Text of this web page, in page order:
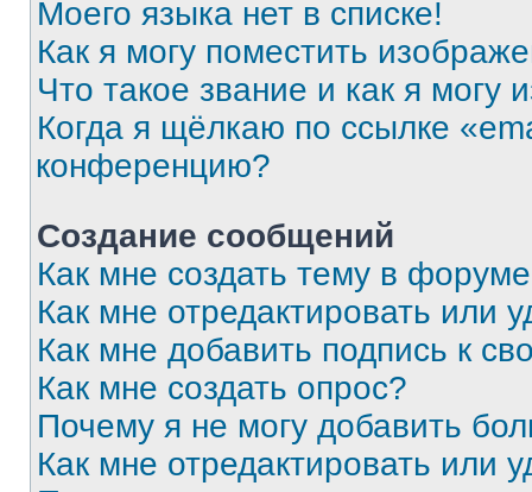
Моего языка нет в списке!
Как я могу поместить
Что такое звание и как я могу
Когда я щёлкаю по ссылке
конференцию?
Создание сообщений
Как мне создать тему в
Как мне отредактировать или
Как мне добавить подпись к
Как мне создать опрос?
Почему я не могу добавить
Как мне отредактировать или